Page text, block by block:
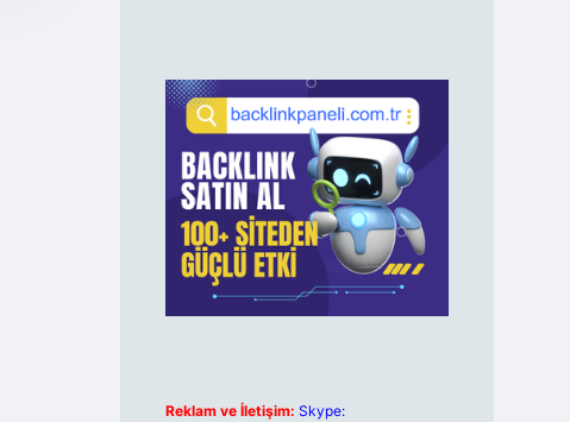
Reklam ve İletişim: Skype: